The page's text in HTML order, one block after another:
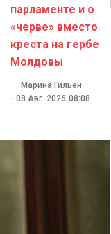
парламенте и о
«черве» вместо
креста на гербе
Молдовы
Марина Гильен
- 08 Авг. 2026 08:08